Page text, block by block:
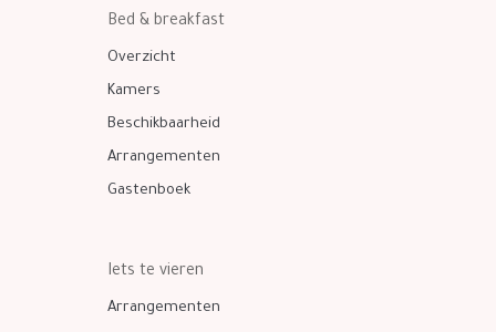
Bed & breakfast
Overzicht
Kamers
Beschikbaarheid
Arrangementen
Gastenboek
Iets te vieren
Arrangementen